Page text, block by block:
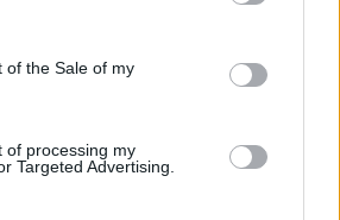
to Google and its third-party tags to
specified purposes in below Google
of the Sale of my
of processing my
Targeted Advertising.